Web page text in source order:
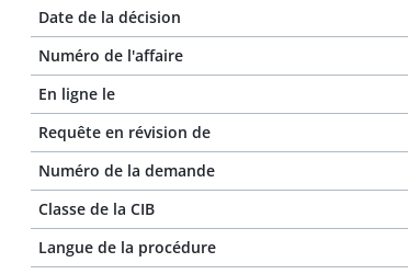
Date de la décision
Numéro de l'affaire
En ligne le
Requête en révision de
Numéro de la demande
Classe de la CIB
Langue de la procédure